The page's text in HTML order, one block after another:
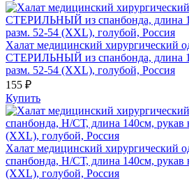
Халат медицинский хирургический
СТЕРИЛЬНЫЙ из спанбонда, длина
разм. 52-54 (XXL), голубой, Россия
155 ₽
Купить
Халат медицинский хирургический
спанбонда, Н/СТ, длина 140см, рукав
(XXL), голубой, Россия